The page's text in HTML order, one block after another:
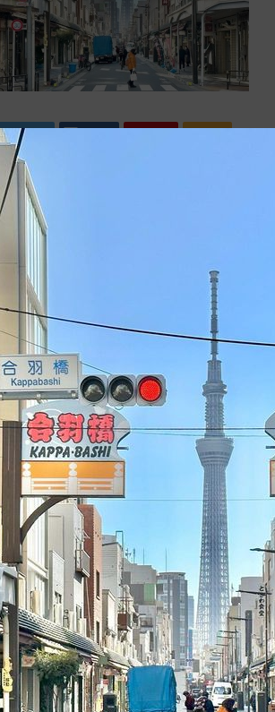
Tweet